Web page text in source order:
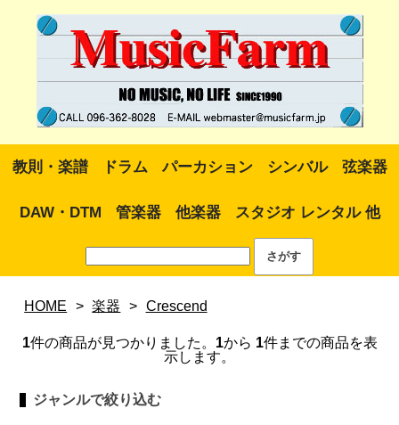
教則・楽譜 ドラム パーカション シンバル 弦楽器
DAW・DTM 管楽器 他楽器 スタジオ レンタル 他
HOME > 楽器 > Crescend
1件の商品が見つかりました。 1から 1件までの商品を表
示します。
ジャンルで絞り込む